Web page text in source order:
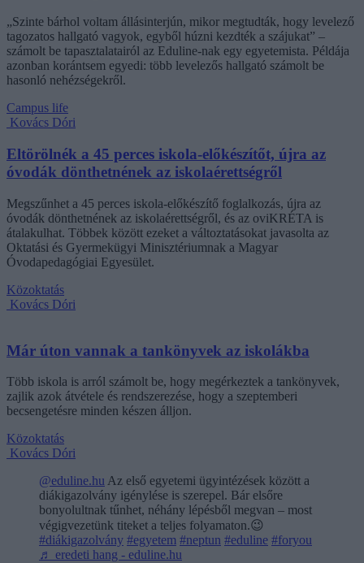
„Szinte bárhol voltam állásinterjún, mikor megtudták, hogy levelező
tagozatos hallgató vagyok, egyből húzni kezdték a szájukat” –
számolt be tapasztalatairól az Eduline-nak egy egyetemista. Példája
azonban korántsem egyedi: több levelezős hallgató számolt be
hasonló nehézségekről.
Campus life
Kovács Dóri
Eltörölnék a 45 perces iskola-előkészítőt, újra az
óvodák dönthetnének az iskolaérettségről
Megszűnhet a 45 perces iskola-előkészítő foglalkozás, újra az
óvodák dönthetnének az iskolaérettségről, és az oviKRÉTA is
átalakulhat. Többek között ezeket a változtatásokat javasolta az
Oktatási és Gyermekügyi Minisztériumnak a Magyar
Óvodapedagógiai Egyesület.
Közoktatás
Kovács Dóri
Már úton vannak a tankönyvek az iskolákba
Több iskola is arról számolt be, hogy megérkeztek a tankönyvek,
zajlik azok átvétele és rendszerezése, hogy a szeptemberi
becsengetésre minden készen álljon.
Közoktatás
Kovács Dóri
@eduline.hu Az első egyetemi ügyintézések között a
diákigazolvány igénylése is szerepel. Bár elsőre
bonyolultnak tűnhet, néhány lépésből megvan – most
végigvezetünk titeket a teljes folyamaton.😉
#diákigazolvány #egyetem #neptun #eduline #foryou
♬ eredeti hang - eduline.hu